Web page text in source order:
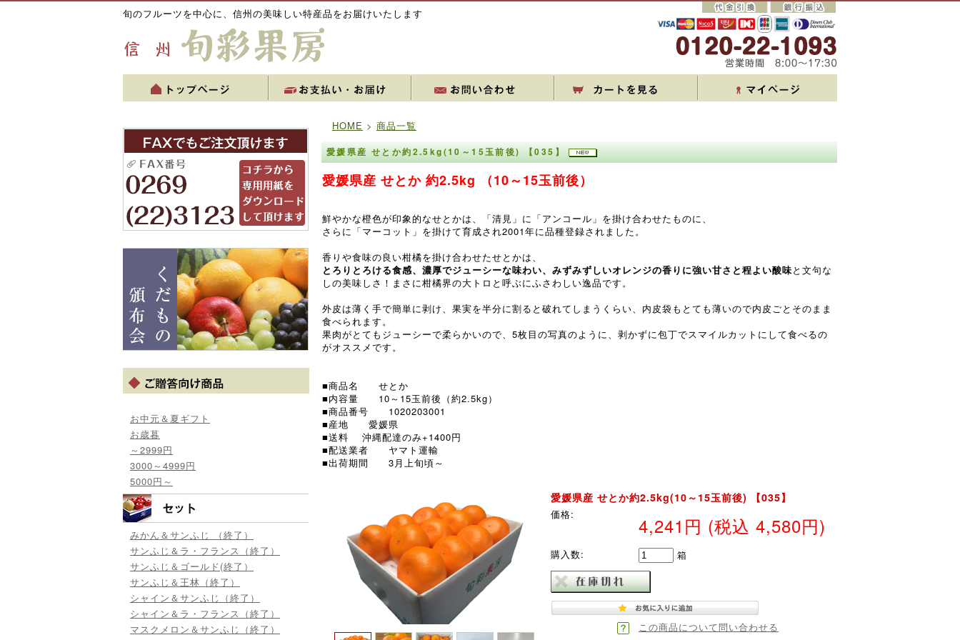
旬のフルーツを中心に、信州の美味しい特産品をお届けいたします
お中元＆夏ギフト
お歳暮
～2999円
3000～4999円
5000円～
みかん＆サンふじ （終了）
サンふじ＆ラ・フランス（終了）
サンふじ＆ゴールド(終了）
サンふじ＆王林（終了）
シャイン＆サンふじ（終了）
シャイン＆ラ・フランス（終了）
マスクメロン＆サンふじ（終了）
HOME > 商品一覧
愛媛県産 せとか約2.5kg(10～15玉前後) 【035】
愛媛県産 せとか 約2.5kg （10～15玉前後）
鮮やかな橙色が印象的なせとかは、「清見」に「アンコール」を掛け合わせたものに、
さらに「マーコット」を掛けて育成され2001年に品種登録されました。
香りや食味の良い柑橘を掛け合わせたせとかは、
とろりとろける食感、濃厚でジューシーな味わい、みずみずしいオレンジの香りに強い甘さと程よい酸味と文句な
しの美味しさ！まさに柑橘界の大トロと呼ぶにふさわしい逸品です。
外皮は薄く手で簡単に剥け、果実を半分に割ると破れてしまうくらい、内皮袋もとても薄いので内皮ごとそのまま
食べられます。
果肉がとてもジューシーで柔らかいので、5枚目の写真のように、剥かずに包丁でスマイルカットにして食べるの
がオススメです。
■商品名 せとか
■内容量 10～15玉前後（約2.5kg）
■商品番号 1020203001
■産地 愛媛県
■送料 沖縄配達のみ+1400円
■配送業者 ヤマト運輸
■出荷期間 3月上旬頃～
愛媛県産 せとか約2.5kg(10～15玉前後) 【035】
価格: 4,241円 (税込 4,580円)
購入数: 箱
この商品について問い合わせる